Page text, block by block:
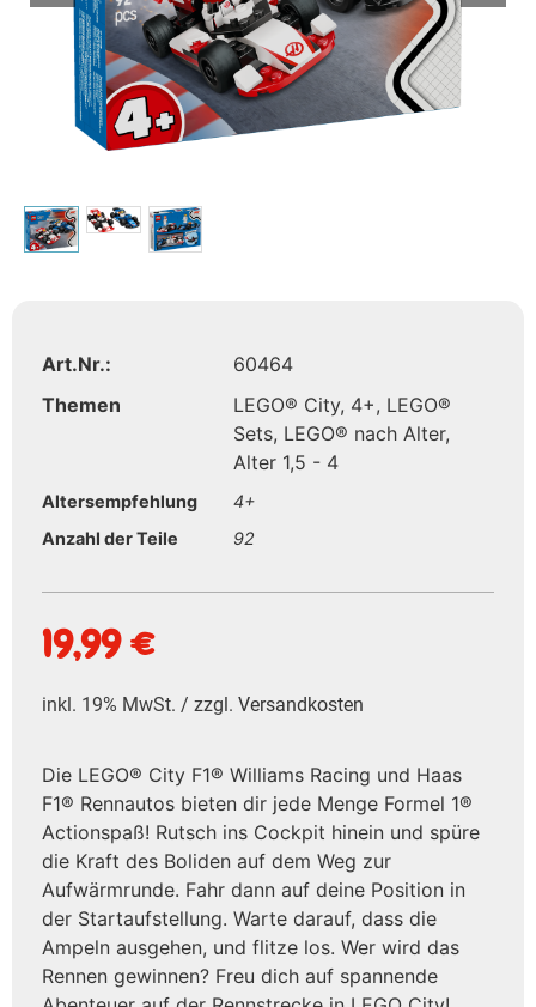
Art.Nr.:
60464
Themen
LEGO® City, 4+, LEGO®
Sets, LEGO® nach Alter,
Alter 1,5 - 4
Altersempfehlung
4+
Anzahl der Teile
92
19,99€
inkl. 19% MwSt. / zzgl. Versandkosten
Die LEGO® City F1® Williams Racing und Haas
F1® Rennautos bieten dir jede Menge Formel 1®
Actionspaß! Rutsch ins Cockpit hinein und spüre
die Kraft des Boliden auf dem Weg zur
Aufwärmrunde. Fahr dann auf deine Position in
der Startaufstellung. Warte darauf, dass die
Ampeln ausgehen, und flitze los. Wer wird das
Rennen gewinnen? Freu dich auf spannende